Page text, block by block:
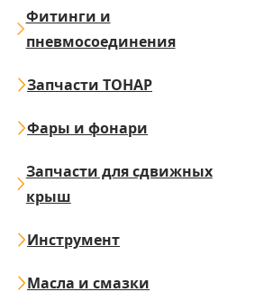
Фитинги и
пневмосоединения
Запчасти ТОНАР
Фары и фонари
Запчасти для сдвижных
крыш
Инструмент
Масла и смазки